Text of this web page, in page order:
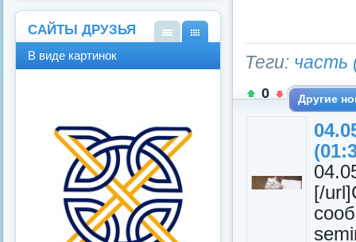
Теги: часть
0 Другие
[/
САЙТЫ ДРУЗЬЯ
В виде картинок